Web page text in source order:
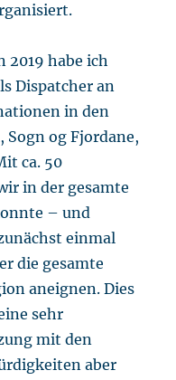
2019 habe ich
Dispatcher an
in den
Sogn og Fjordane,
ca. 50
in der gesamte
– und
einmal
die gesamte
aneignen. Dies
sehr
mit den
aber